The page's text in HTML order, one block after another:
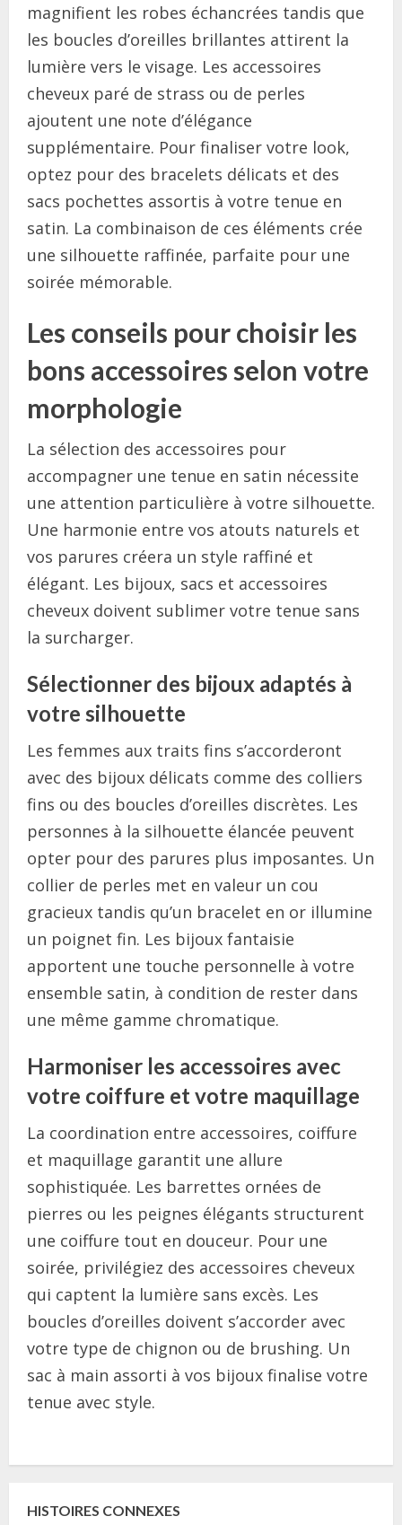
magnifient les robes échancrées tandis que
les boucles d’oreilles brillantes attirent la
lumière vers le visage. Les accessoires
cheveux paré de strass ou de perles
ajoutent une note d’élégance
supplémentaire. Pour finaliser votre look,
optez pour des bracelets délicats et des
sacs pochettes assortis à votre tenue en
satin. La combinaison de ces éléments crée
une silhouette raffinée, parfaite pour une
soirée mémorable.
Les conseils pour choisir les
bons accessoires selon votre
morphologie
La sélection des accessoires pour
accompagner une tenue en satin nécessite
une attention particulière à votre silhouette.
Une harmonie entre vos atouts naturels et
vos parures créera un style raffiné et
élégant. Les bijoux, sacs et accessoires
cheveux doivent sublimer votre tenue sans
la surcharger.
Sélectionner des bijoux adaptés à
votre silhouette
Les femmes aux traits fins s’accorderont
avec des bijoux délicats comme des colliers
fins ou des boucles d’oreilles discrètes. Les
personnes à la silhouette élancée peuvent
opter pour des parures plus imposantes. Un
collier de perles met en valeur un cou
gracieux tandis qu’un bracelet en or illumine
un poignet fin. Les bijoux fantaisie
apportent une touche personnelle à votre
ensemble satin, à condition de rester dans
une même gamme chromatique.
Harmoniser les accessoires avec
votre coiffure et votre maquillage
La coordination entre accessoires, coiffure
et maquillage garantit une allure
sophistiquée. Les barrettes ornées de
pierres ou les peignes élégants structurent
une coiffure tout en douceur. Pour une
soirée, privilégiez des accessoires cheveux
qui captent la lumière sans excès. Les
boucles d’oreilles doivent s’accorder avec
votre type de chignon ou de brushing. Un
sac à main assorti à vos bijoux finalise votre
tenue avec style.
HISTOIRES CONNEXES